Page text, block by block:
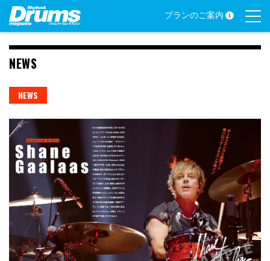
Skip
content
プランのご案内
NEWS
NEWS